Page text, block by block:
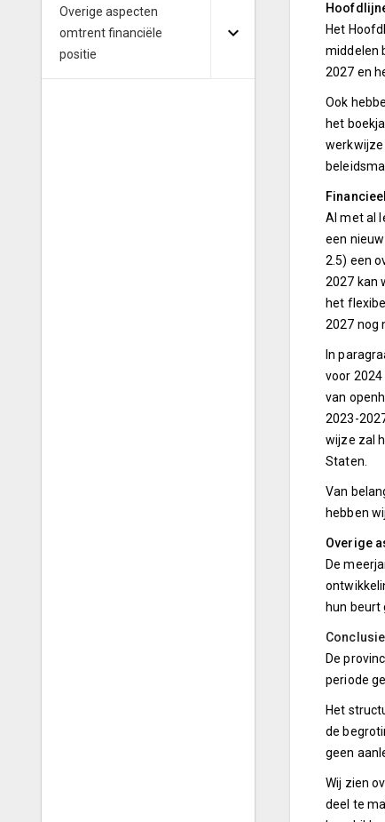
Overige aspecten
omtrent financiële
positie
Het
middelen
2027 en
Ook
het
werkwijze
Al met al
een
2.5) een
2027 kan
het
2027 nog
In
voor
van
2023-
wijze zal
Staten.
Van
hebben
Overige
De
hun beurt
De
periode
Het
de
geen
Wij zien
deel te